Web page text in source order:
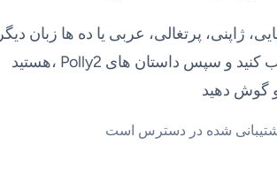
ژاپنی، پرتغالی، عربی یا ده ها زبان دیگر
هستید، Polly2 به شما امکان می دهد زبانی را که می خواهید یاد بگیرید انتخاب کنید و سپس داستان های